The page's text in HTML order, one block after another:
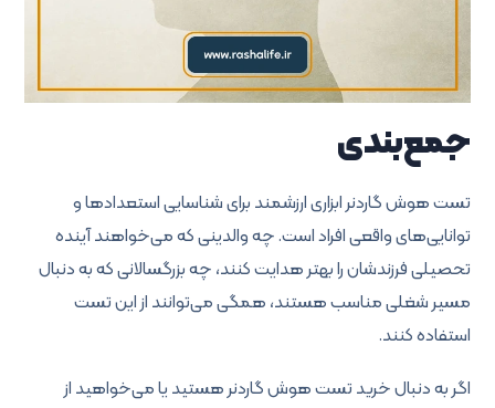
جمع‌بندی
تست هوش گاردنر ابزاری ارزشمند برای شناسایی استعدادها و
توانایی‌های واقعی افراد است. چه والدینی که می‌خواهند آینده
تحصیلی فرزندشان را بهتر هدایت کنند، چه بزرگسالانی که به دنبال
مسیر شغلی مناسب هستند، همگی می‌توانند از این تست
استفاده کنند.
اگر به دنبال خرید تست هوش گاردنر هستید یا می‌خواهید از